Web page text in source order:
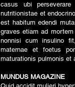
casus ubi
nutritionistae et
est habitum edendi
graves etiam ad
nonnisi cum insulino
maternae et foetus
maturationis pulmonis et
MUNDUS MAGAZINE